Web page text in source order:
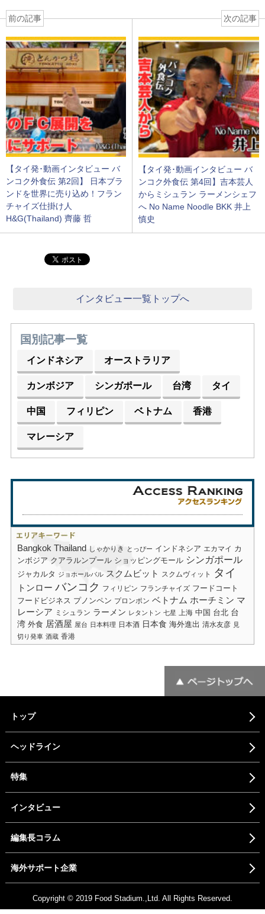
前の記事
【タイ発･動画インタビュー バ
ンコク外食伝 第2回】 日本ブラ
ンドを世界に売り込め！フラン
チャイズ仕掛け人
H&G(Thailand) 齊藤 哲
次の記事
【タイ発･動画インタビュー バ
ンコク外食伝 第4回】吉本芸人
からミシュラン ラーメンシェフ
へ No Name Noodle BKK 井上
慎史
インタビュー一覧トップへ
国別記事一覧
インドネシア オーストラリア
カンボジア シンガポール 台湾 タイ
中国 フィリピン ベトナム 香港
マレーシア
Bangkok Thailand しゃかりき とっぴー インドネシア エカマイ カ
ンボジア クアラルンプール ショッピングモール シンガポール
ジャカルタ ジョホールバル スクムビット スクムヴィット タイ
トンロー バンコク フィリピン フランチャイズ フードコート
フードビジネス プノンペン プロンポン ベトナム ホーチミン マ
レーシア ミシュラン ラーメン レタントン 七星 上海 中国 台北 台
湾 外食 居酒屋 屋台 日本料理 日本酒 日本食 海外進出 清水友彦 見
切り発車 酒蔵 香港
トップ
ヘッドライン
特集
インタビュー
編集長コラム
海外サポート企業
Copyright © 2019 Food Stadium.,Ltd. All Rights Reserved.